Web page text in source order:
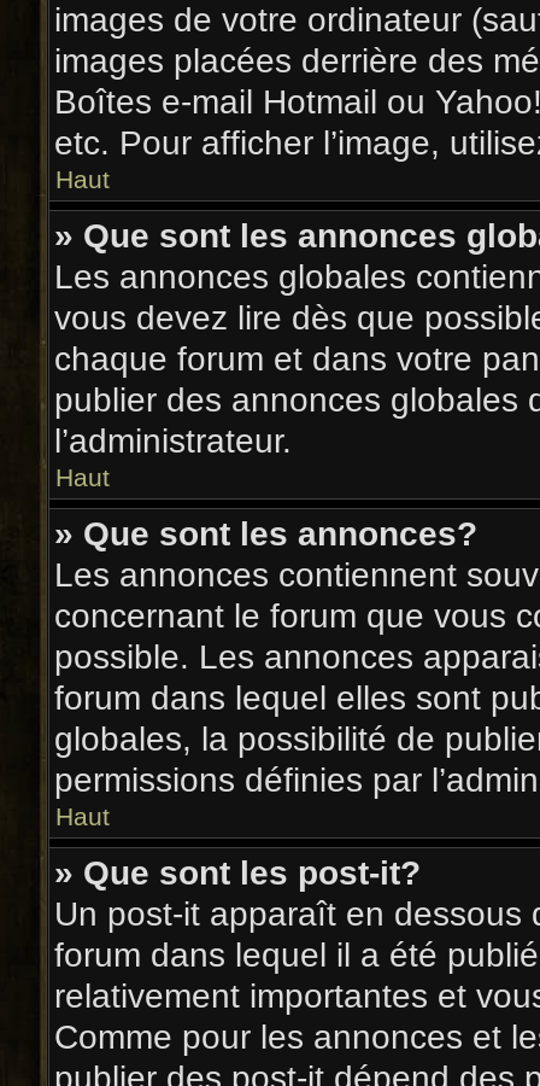
images de votre ordinateur
images placées derrière des
Boîtes e-mail Hotmail ou
etc. Pour afficher l’image,
Haut
» Que sont les annonces
Les annonces globales
vous devez lire dès que
chaque forum et dans votre
publier des annonces globales
l’administrateur.
Haut
» Que sont les annonces?
Les annonces contiennent
concernant le forum que vous
possible. Les annonces
forum dans lequel elles sont
globales, la possibilité de
permissions définies par
Haut
» Que sont les post-it?
Un post-it apparaît en
forum dans lequel il a été
relativement importantes et
Comme pour les annonces et
publier des post-it dépend des